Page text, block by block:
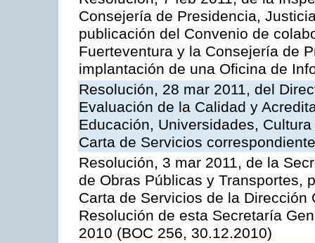
Consejería de Presidencia,
publicación del Convenio de
Fuerteventura y la Consejería de
implantación de una Oficina de
Resolución, 28 mar 2011, del
Evaluación de la Calidad y
Educación, Universidades,
Carta de Servicios
Resolución, 3 mar 2011, de la
de Obras Públicas y Transportes,
Carta de Servicios de la
Resolución de esta Secretaría
2010 (BOC 256, 30.12.2010)